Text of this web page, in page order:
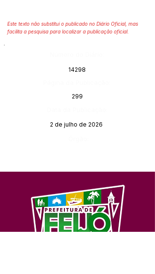
Este texto não substitui o publicado no Diário Oficial, mas
facilita a pesquisa para localizar a publicação oficial.
14298
299
2 de julho de 2026